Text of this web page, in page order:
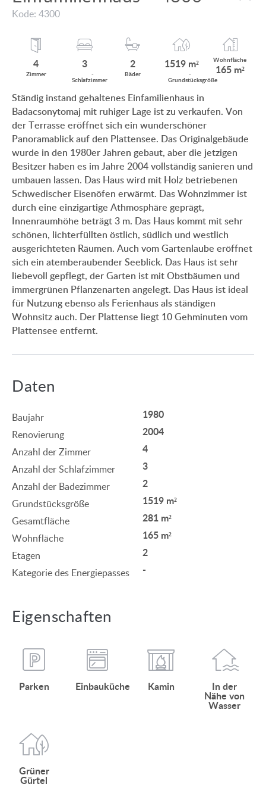
Kode: 4300
4
Zimmer
3
Schlaf
­
zimmer
2
Bäder
1519 m²
Grund
­
stücksgröße
Wohnfläche
165 m²
Ständig instand gehaltenes Einfamilienhaus in
Badacsonytomaj mit ruhiger Lage ist zu verkaufen. Von
der Terrasse eröffnet sich ein wunderschöner
Panoramablick auf den Plattensee. Das Originalgebäude
wurde in den 1980er Jahren gebaut, aber die jetzigen
Besitzer haben es im Jahre 2004 vollständig sanieren und
umbauen lassen. Das Haus wird mit Holz betriebenen
Schwedischer Eisenöfen erwärmt. Das Wohnzimmer ist
durch eine einzigartige Athmosphäre geprägt,
Innenraumhöhe beträgt 3 m. Das Haus kommt mit sehr
schönen, lichterfüllten östlich, südlich und westlich
ausgerichteten Räumen. Auch vom Gartenlaube eröffnet
sich ein atemberaubender Seeblick. Das Haus ist sehr
liebevoll gepflegt, der Garten ist mit Obstbäumen und
immergrünen Pflanzenarten angelegt. Das Haus ist ideal
für Nutzung ebenso als Ferienhaus als ständigen
Wohnsitz auch. Der Plattense liegt 10 Gehminuten vom
Plattensee entfernt.
Daten
Baujahr 1980
Renovierung 2004
Anzahl der Zimmer 4
Anzahl der Schlafzimmer 3
Anzahl der Badezimmer 2
Grundstücksgröße 1519 m²
Gesamtfläche 281 m²
Wohnfläche 165 m²
Etagen 2
Kategorie des Energiepasses -
Eigenschaften
Parken Einbauküche Kamin In der
Nähe von
Wasser
Grüner
Gürtel
MIT PANORAMABLICK AUF DEN BALATON
MIT THERMALBAD IN DER NÄHE
MIT SCHWIMMBAD
EINFAMILIENHAUS-NEUBAU
VILLA MIT ALTEM BAUMBESTAND
EINFAMILIENHAUS IM GRÜNEN
INFO ZUM IMMOBILIENKAUF
ANWENDUNGS- UND DATENSCHUTZ
IMPRESSUM
HU DE EN BE